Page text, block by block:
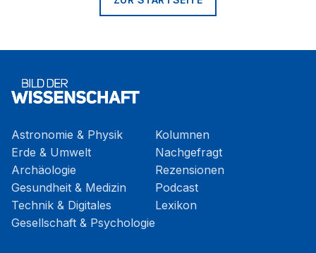
Astronomie & Physik
Erde & Umwelt
Archäologie
Gesundheit & Medizin
Technik & Digitales
Gesellschaft & Psychologie
Kolumnen
Nachgefragt
Rezensionen
Podcast
Lexikon